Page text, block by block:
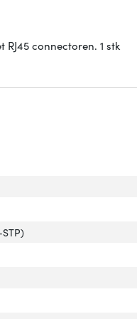
RJ45 connectoren. 1 stk
over 'Snoerlengte'
standaard'
over 'Kabel standaard'
over 'Kabelafscherming'
1'
over 'Aansluiting 1'
2'
over 'Aansluiting 2'
van het product'
over 'Kleur van het product'